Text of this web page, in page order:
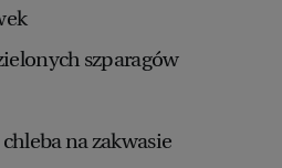
szparagów
na zakwasie